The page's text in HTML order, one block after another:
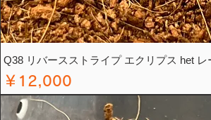
Q38 リバースストライプ エクリプス het レ
価格
￥12,000